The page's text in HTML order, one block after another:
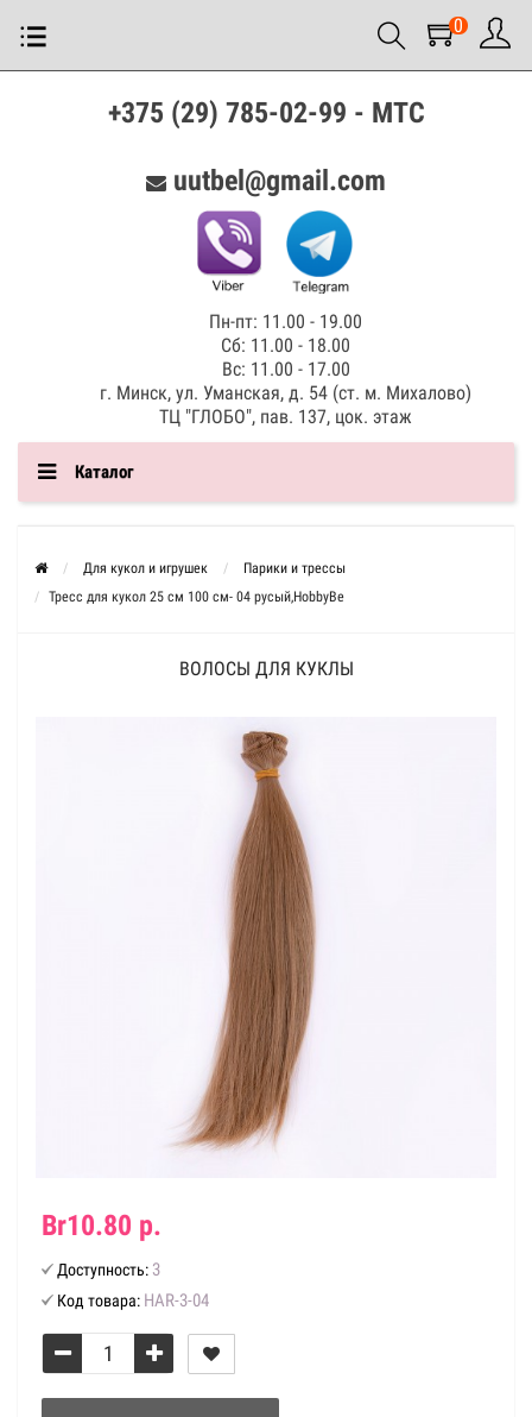
0
+375 (29) 785-02-99 - МТС
uutbel@gmail.com
Пн-пт: 11.00 - 19.00
Сб: 11.00 - 18.00
Вс: 11.00 - 17.00
г. Минск, ул. Уманская, д. 54 (ст. м. Михалово)
ТЦ "ГЛОБО", пав. 137, цок. этаж
Каталог
Для кукол и игрушек
Парики и трессы
Тресс для кукол 25 см 100 см- 04 русый,HobbyBe
ВОЛОСЫ ДЛЯ КУКЛЫ
Br10.80 р.
Доступность: 3
Код товара: HAR-3-04